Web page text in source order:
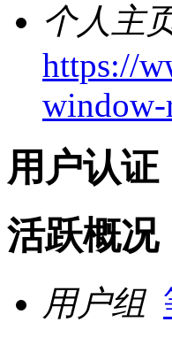
个人主
https://
window-
用户认证
活跃概况
用户组